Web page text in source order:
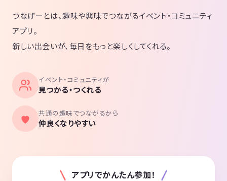
つなげーとは、趣味や興味でつながるイベント・コミュニティ
アプリ。
新しい出会いが、毎日をもっと楽しくしてくれる。
イベント・コミュニティが
見つかる・つくれる
共通の趣味でつながるから
仲良くなりやすい
アプリでかんたん参加！